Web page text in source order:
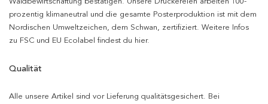
prozentig klimaneutral und die gesamte Posterproduktion ist mit dem
Nordischen Umweltzeichen, dem Schwan, zertifiziert. Weitere Infos
zu FSC und EU Ecolabel findest du hier.
Qualität
Alle unsere Artikel sind vor Lieferung qualitätsgesichert. Bei